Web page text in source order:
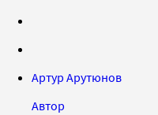
Артур Арутюнов
Автор